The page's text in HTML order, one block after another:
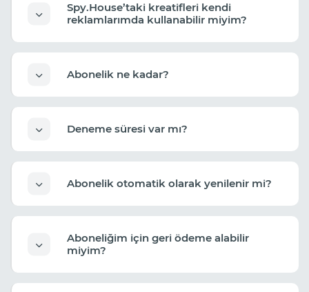
Spy.House’taki kreatifleri kendi
reklamlarımda kullanabilir miyim?
Abonelik ne kadar?
Deneme süresi var mı?
Abonelik otomatik olarak yenilenir mi?
Aboneliğim için geri ödeme alabilir
miyim?